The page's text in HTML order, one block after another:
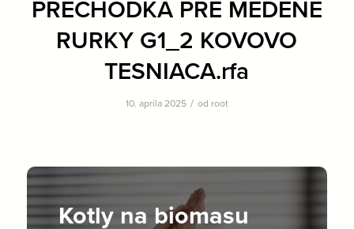
PRECHODKA PRE MEDENE
RURKY G1_2 KOVOVO
TESNIACA.rfa
10. apríla 2025 / od root
Kotly na biomasu